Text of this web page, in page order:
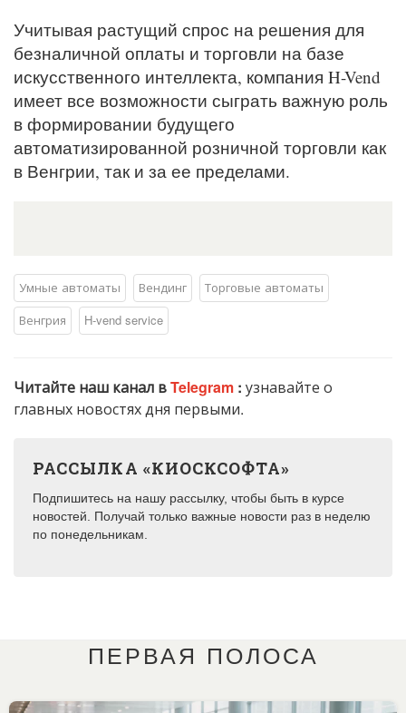
Учитывая растущий спрос на решения для
безналичной оплаты и торговли на базе
искусственного интеллекта, компания H-Vend
имеет все возможности сыграть важную роль
в формировании будущего
автоматизированной розничной торговли как
в Венгрии, так и за ее пределами.
Умные автоматы Вендинг
Торговые автоматы
Венгрия
H-vend service
Читайте наш канал вTelegram : узнавайте о
главных новостях дня первыми.
РАССЫЛКА «КИОСКСОФТА»
Подпишитесь на нашу рассылку, чтобы быть в курсе
новостей. Получай только важные новости раз в неделю
по понедельникам.
ПЕРВАЯ ПОЛОСА